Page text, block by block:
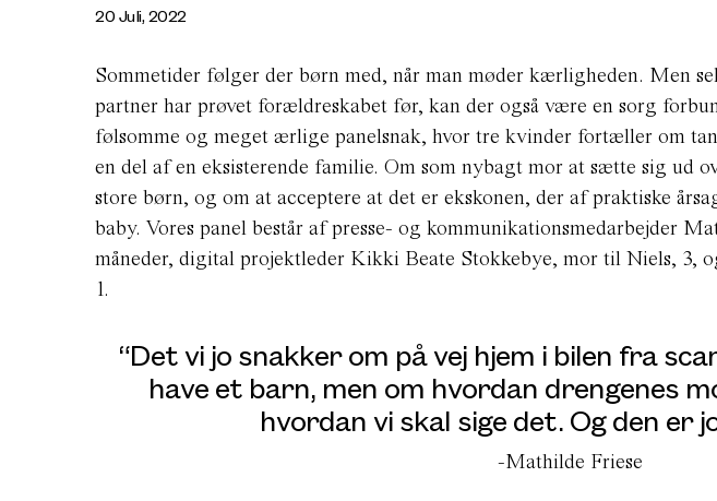
20 Juli, 2022
Sommetider følger der børn med, når man møder kærligheden. Men
partner har prøvet forældreskabet før, kan der også være en sorg
følsomme og meget ærlige panelsnak, hvor tre kvinder fortæller om
en del af en eksisterende familie. Om som nybagt mor at sætte sig ud
store børn, og om at acceptere at det er ekskonen, der af praktiske
baby. Vores panel består af presse- og kommunikationsmedarbejder
måneder, digital projektleder Kikki Beate Stokkebye, mor til Niels, 3,
1.
“Det vi jo snakker om på vej hjem i bilen fra
have et barn, men om hvordan drengenes
hvordan vi skal sige det. Og den er
-Mathilde Friese